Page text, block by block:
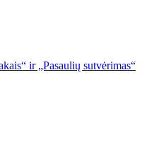
ir „Pasaulių sutvėrimas“